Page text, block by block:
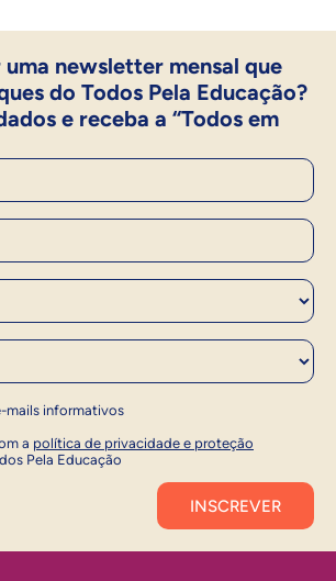
newsletter mensal que
do Todos Pela Educação?
e receba a “Todos em
mails informativos
a política de privacidade e proteção
Pela Educação